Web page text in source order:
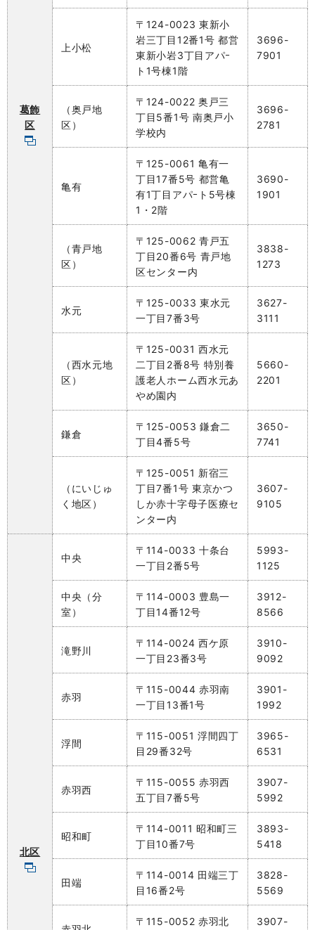
葛飾
区
上小松
〒124-0023 東新小
岩三丁目12番1号 都営
東新小岩3丁目アパｰ
ト1号棟1階
3696-
7901
（奥戸地
区）
〒124-0022 奥戸三
丁目5番1号 南奥戸小
学校内
3696-
2781
亀有
〒125-0061 亀有一
丁目17番5号 都営亀
有1丁目アパｰト5号棟
1・2階
3690-
1901
（青戸地
区）
〒125-0062 青戸五
丁目20番6号 青戸地
区センター内
3838-
1273
水元
〒125-0033 東水元
一丁目7番3号
3627-
3111
（西水元地
区）
〒125-0031 西水元
二丁目2番8号 特別養
護老人ホーム西水元あ
やめ園内
5660-
2201
鎌倉
〒125-0053 鎌倉二
丁目4番5号
3650-
7741
（にいじゅ
く地区）
〒125-0051 新宿三
丁目7番1号 東京かつ
しか赤十字母子医療セ
ンター内
3607-
9105
北区
中央
〒114-0033 十条台
一丁目2番5号
5993-
1125
中央（分
室）
〒114-0003 豊島一
丁目14番12号
3912-
8566
滝野川
〒114-0024 西ケ原
一丁目23番3号
3910-
9092
赤羽
〒115-0044 赤羽南
一丁目13番1号
3901-
1992
浮間
〒115-0051 浮間四丁
目29番32号
3965-
6531
赤羽西
〒115-0055 赤羽西
五丁目7番5号
3907-
5992
昭和町
〒114-0011 昭和町三
丁目10番7号
3893-
5418
田端
〒114-0014 田端三丁
目16番2号
3828-
5569
〒115-0052 赤羽北 3907-